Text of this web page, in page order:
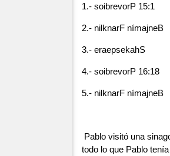
1.- soibrevorP 15:1
2.- nilknarF nímajneB
3.- eraepsekahS
4.- soibrevorP 16:18
5.- nilknarF nímajneB
Pablo visitó una
todo lo que Pablo